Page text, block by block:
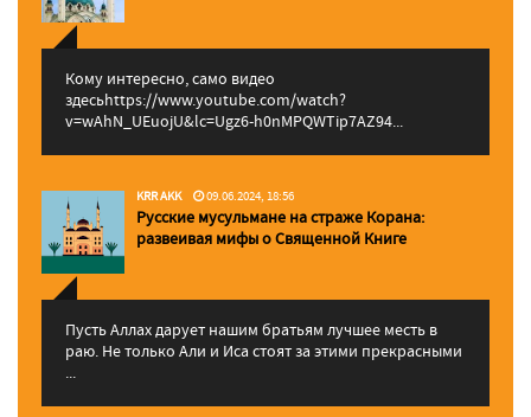
Кому интересно, само видео
здесьhttps://www.youtube.com/watch?
v=wAhN_UEuojU&lc=Ugz6-h0nMPQWTip7AZ94...
KRR AKK 09.06.2024, 18:56
Русские мусульмане на страже Корана:
pазвеивая мифы о Священной Книге
Пусть Аллах дарует нашим братьям лучшее месть в
раю. Не только Али и Иса стоят за этими прекрасными
...